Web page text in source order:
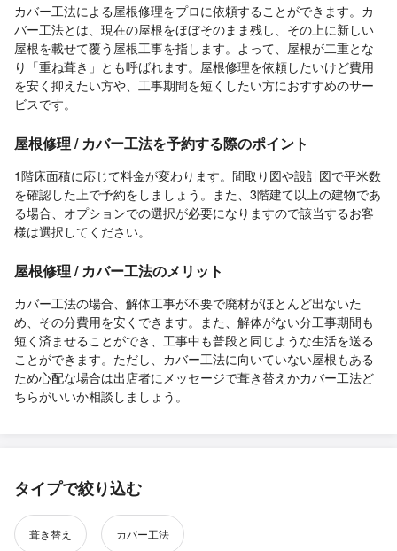
カバー工法による屋根修理をプロに依頼することができます。カ
バー工法とは、現在の屋根をほぼそのまま残し、その上に新しい
屋根を載せて覆う屋根工事を指します。よって、屋根が二重とな
り「重ね葺き」とも呼ばれます。屋根修理を依頼したいけど費用
を安く抑えたい方や、工事期間を短くしたい方におすすめのサー
ビスです。
屋根修理 / カバー工法を予約する際のポイント
1階床面積に応じて料金が変わります。間取り図や設計図で平米数
を確認した上で予約をしましょう。また、3階建て以上の建物であ
る場合、オプションでの選択が必要になりますので該当するお客
様は選択してください。
屋根修理 / カバー工法のメリット
カバー工法の場合、解体工事が不要で廃材がほとんど出ないた
め、その分費用を安くできます。また、解体がない分工事期間も
短く済ませることができ、工事中も普段と同じような生活を送る
ことができます。ただし、カバー工法に向いていない屋根もある
ため心配な場合は出店者にメッセージで葺き替えかカバー工法ど
ちらがいいか相談しましょう。
タイプで絞り込む
葺き替え カバー工法